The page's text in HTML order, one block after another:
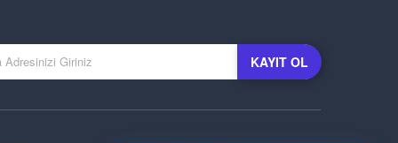
KAYIT OL